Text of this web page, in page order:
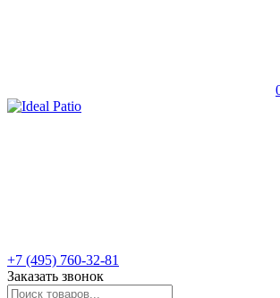
+7 (495) 760-32-81
Заказать звонок